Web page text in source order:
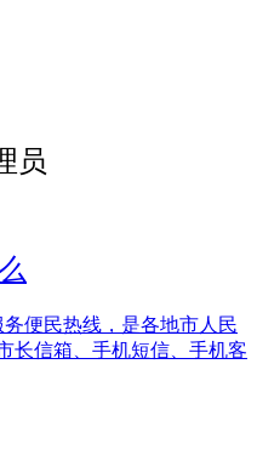
员
务便民热线，是各地市人民
长信箱、手机短信、手机客